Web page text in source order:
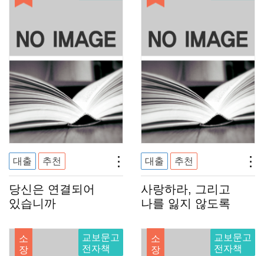
대출 추천
당신은 연결되어
있습니까
대출 추천
사랑하라, 그리고
나를 잃지 않도록
소
장
교보문고
전자책
소
장
교보문고
전자책